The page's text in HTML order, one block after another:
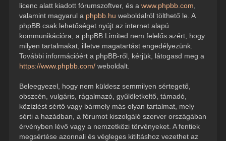
licenc alatt kiadott fórumszoftver, és a www.phpbb.com
valamint magyarul a phpbb.hu weboldalról tölthető le. A
phpBB csak lehetőséget nyújt az internet alapú
kommunikációra; a phpBB Limited nem felelős azért, hogy
milyen tartalmakat, illetve magatartást engedélyezünk.
További információért a phpBB-ről, kérjük, látogasd meg a
https://www.phpbb.com/weboldalt.
Beleegyezel, hogy nem küldesz semmilyen sértegető,
obszcén, vulgáris, rágalmazó, gyűlöletkeltő, támadó,
közízlést sértő vagy bármely más olyan tartalmat, mely
sérti a hazádban, a fórumot kiszolgáló szerver országában
érvényben lévő vagy a nemzetközi törvényeket. A fentiek
megsértése azonnali és végleges kitiltáshoz vezethet az